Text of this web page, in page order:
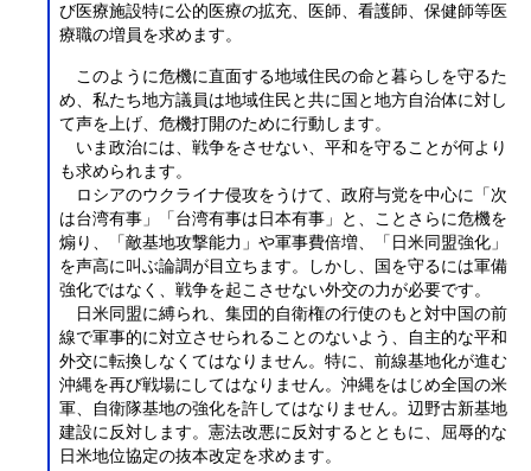
び医療施設特に公的医療の拡充、医師、看護師、保健師等医
療職の増員を求めます。
このように危機に直面する地域住民の命と暮らしを守るた
め、私たち地方議員は地域住民と共に国と地方自治体に対し
て声を上げ、危機打開のために行動します。
いま政治には、戦争をさせない、平和を守ることが何より
も求められます。
ロシアのウクライナ侵攻をうけて、政府与党を中心に「次
は台湾有事」「台湾有事は日本有事」と、ことさらに危機を
煽り、「敵基地攻撃能力」や軍事費倍増、「日米同盟強化」
を声高に叫ぶ論調が目立ちます。しかし、国を守るには軍備
強化ではなく、戦争を起こさせない外交の力が必要です。
日米同盟に縛られ、集団的自衛権の行使のもと対中国の前
線で軍事的に対立させられることのないよう、自主的な平和
外交に転換しなくてはなりません。特に、前線基地化が進む
沖縄を再び戦場にしてはなりません。沖縄をはじめ全国の米
軍、自衛隊基地の強化を許してはなりません。辺野古新基地
建設に反対します。憲法改悪に反対するとともに、屈辱的な
日米地位協定の抜本改定を求めます。